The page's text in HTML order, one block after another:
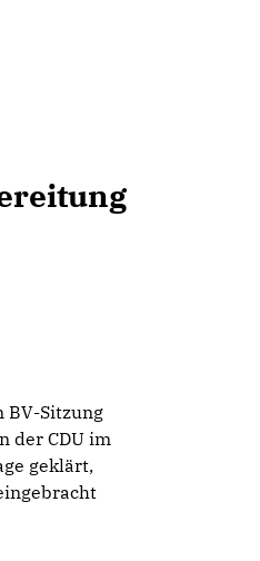
BV-Sitzung
der CDU im
geklärt,